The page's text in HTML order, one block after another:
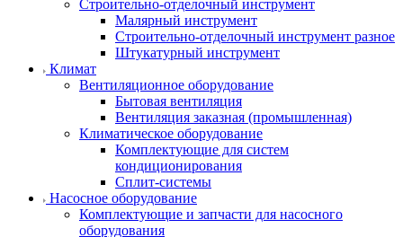
Строительно-отделочный инструмент
Малярный инструмент
Строительно-отделочный инструмент разное
Штукатурный инструмент
Климат
Вентиляционное оборудование
Бытовая вентиляция
Вентиляция заказная (промышленная)
Климатическое оборудование
Комплектующие для систем
кондиционирования
Сплит-системы
Насосное оборудование
Комплектующие и запчасти для насосного
оборудования